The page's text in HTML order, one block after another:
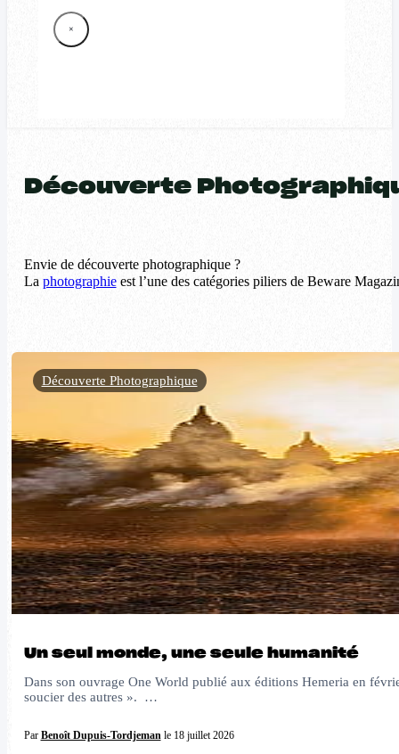
×
Découverte
Envie de découverte photographique ?
La photographieest l’une des catégories piliers de Beware
Un seul monde, une seule humanité
Dans son ouvrage One World publié aux éditions Hemeria en
soucier des autres ». …
Par Benoît Dupuis-Tordjeman le 18 juillet 2026
Découverte Photographique